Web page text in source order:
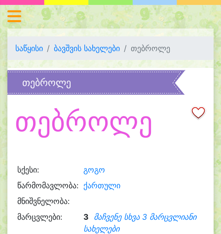
საწყისი ბავშვის სახელები თებროლე
თებროლე
თებროლე
სქესი:
გოგო
წარმომავლობა: ქართული
მნიშვნელობა:
მარცვლები:
3 მაჩვენე სხვა 3 მარცვლიანი
სახელები